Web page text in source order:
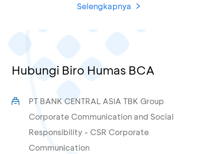
Selengkapnya
Hubungi Biro Humas BCA
PT BANK CENTRAL ASIA TBK Group
Corporate Communication and Social
Responsibility - CSR Corporate
Communication